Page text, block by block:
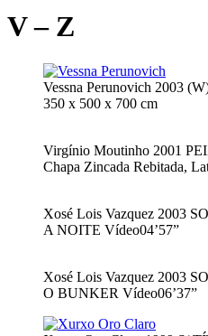
V – Z
Vessna Perunovich 2003
350 x 500 x 700 cm
Virgínio Moutinho 2001
Chapa Zincada Rebitada,
Xosé Lois Vazquez 2003
A NOITE Vídeo04’57”
Xosé Lois Vazquez 2003
O BUNKER Vídeo06’37”